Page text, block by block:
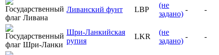
Ливанский фунт LBP
(не
задано)
- -
Шри-Ланкийская
рупия
LKR
(не
задано)
- -